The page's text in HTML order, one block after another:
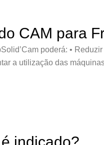
CAM para
poderá: •
a utilização das